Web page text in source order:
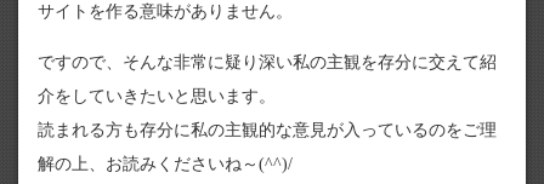
サイトを作る意味がありません。
ですので、そんな非常に疑り深い私の主観を存分に交えて紹
介をしていきたいと思います。
読まれる方も存分に私の主観的な意見が入っているのをご理
解の上、お読みくださいね～(^^)/